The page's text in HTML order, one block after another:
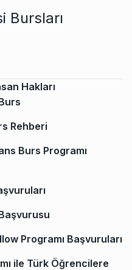
Bursları
Hakları
Rehberi
Burs Programı
Programı Başvuruları
ile Türk Öğrencilere